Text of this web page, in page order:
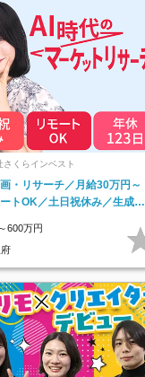
さくらインベスト
・リサーチ／月給30万円～
トOK／土日祝休み／生成AI
600万円